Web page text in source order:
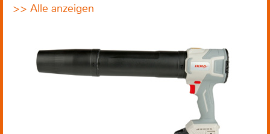
>> Alle anzeigen